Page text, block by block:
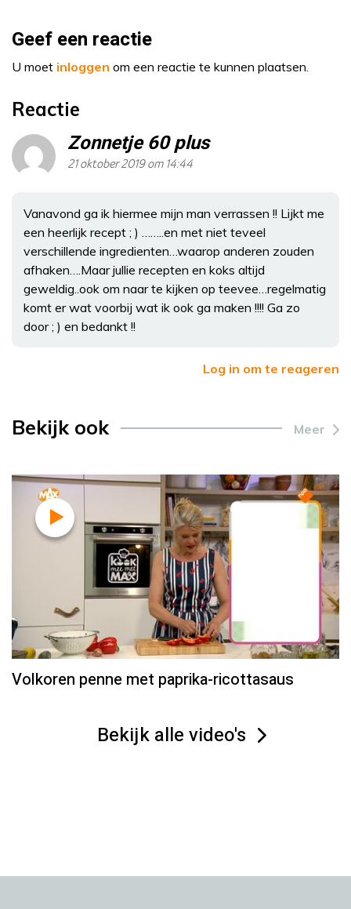
Geef een reactie
U moet inloggen om een reactie te kunnen plaatsen.
Reactie
Zonnetje 60 plus
21 oktober 2019 om 14:44
Vanavond ga ik hiermee mijn man verrassen !! Lijkt me
een heerlijk recept ; ) ……..en met niet teveel
verschillende ingredienten…waarop anderen zouden
afhaken….Maar jullie recepten en koks altijd
geweldig..ook om naar te kijken op teevee…regelmatig
komt er wat voorbij wat ik ook ga maken !!!! Ga zo
door ; ) en bedankt !!
Log in om te reageren
Bekijk ook Meer
Volkoren penne met paprika-ricottasaus
Bekijk alle video's